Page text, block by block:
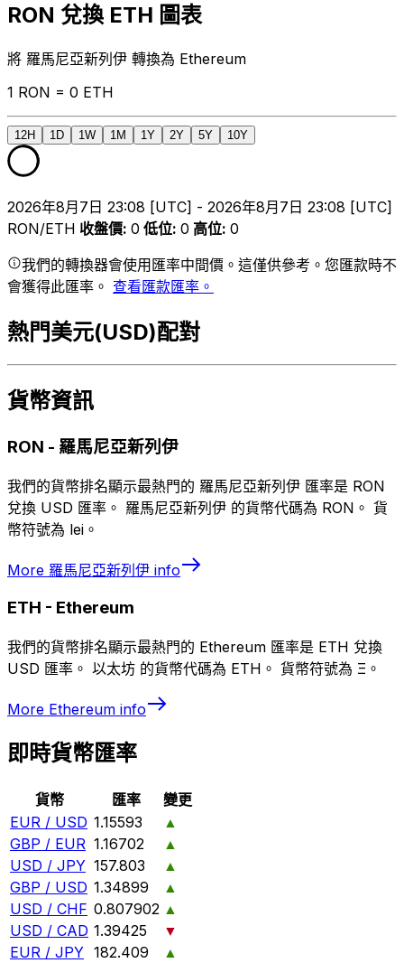
RON 兌換 ETH 圖表
將 羅馬尼亞新列伊 轉換為 Ethereum
1 RON = 0 ETH
12H 1D 1W 1M 1Y 2Y 5Y 10Y
2026年8月7日 23:08 [UTC] - 2026年8月7日 23:08 [UTC]
RON/ETH 收盤價: 0 低位: 0 高位: 0
我們的轉換器會使用匯率中間價。這僅供參考。您匯款時不
會獲得此匯率。 查看匯款匯率。
熱門美元(USD)配對
貨幣資訊
RON - 羅馬尼亞新列伊
我們的貨幣排名顯示最熱門的 羅馬尼亞新列伊 匯率是 RON
兌換 USD 匯率。 羅馬尼亞新列伊 的貨幣代碼為 RON。 貨
幣符號為 lei。
More 羅馬尼亞新列伊 info
ETH - Ethereum
我們的貨幣排名顯示最熱門的 Ethereum 匯率是 ETH 兌換
USD 匯率。 以太坊 的貨幣代碼為 ETH。 貨幣符號為 Ξ。
More Ethereum info
即時貨幣匯率
貨幣 匯率
變更
EUR / USD 1.15593
▲
GBP / EUR 1.16702
▲
USD / JPY 157.803
▲
GBP / USD 1.34899
▲
USD / CHF 0.807902 ▲
USD / CAD 1.39425
▼
EUR / JPY 182.409
▲